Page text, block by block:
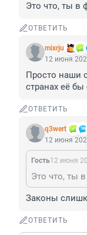
Это что, ты в
ОТВЕТИТЬ
mixrju
12 июня
Просто наши
странах её
ОТВЕТИТЬ
q3wert
12 июня
Гость12 июня
Это что, ты
Законы
ОТВЕТИТЬ